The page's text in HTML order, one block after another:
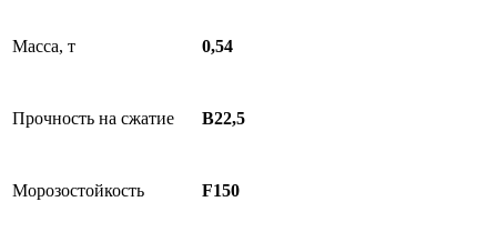
Масса, т 0,54
Прочность на сжатие B22,5
Морозостойкость F150